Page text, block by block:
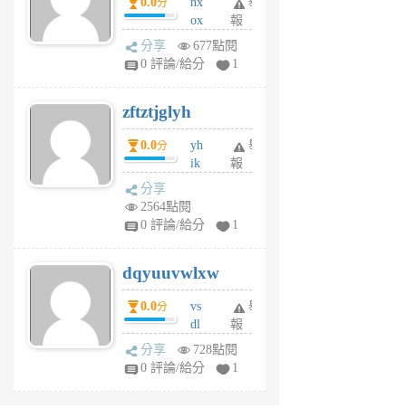
月
前
分
ox
rh
pe
月
前
報
分享
677點閱
0 評論/給分
1
zftztjglyh
0.0分
yh
ik
tu
6
個
月
前
舉
報
分享
2564點閱
0 評論/給分
1
dqyuuvwlxw
0.0分
vs
dl
sq
fy
舉
報
分享
728點閱
0 評論/給分
1